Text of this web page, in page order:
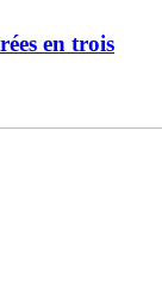
en trois